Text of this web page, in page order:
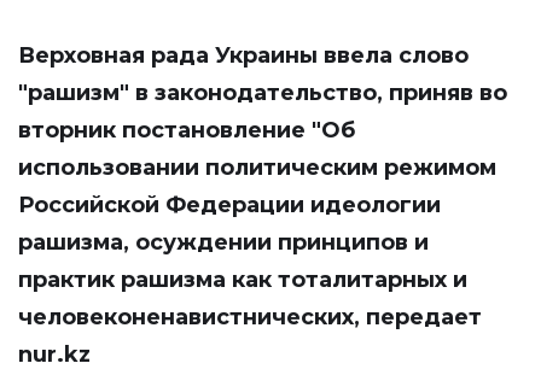
Верховная рада Украины ввела слово
"рашизм" в законодательство, приняв во
вторник постановление "Об
использовании политическим режимом
Российской Федерации идеологии
рашизма, осуждении принципов и
практик рашизма как тоталитарных и
человеконенавистнических, передает
nur.kz